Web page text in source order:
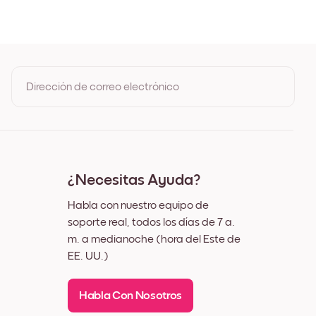
Dirección de correo electrónico
¿Necesitas Ayuda?
Habla con nuestro equipo de
soporte real, todos los días de 7 a.
m. a medianoche (hora del Este de
EE. UU.)
Habla Con Nosotros